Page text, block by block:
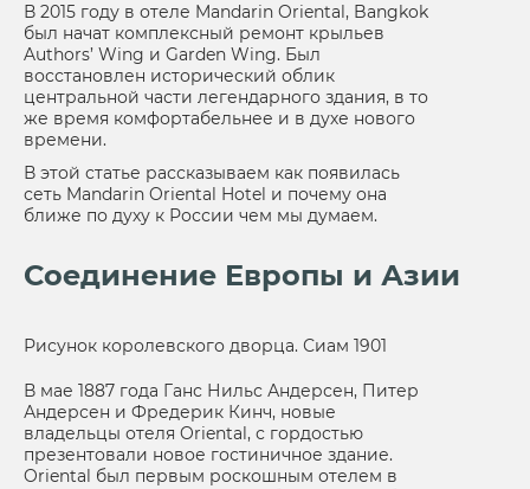
В 2015 году в отеле Mandarin Oriental, Bangkok
был начат комплексный ремонт крыльев
Authors’ Wing и Garden Wing. Был
восстановлен исторический облик
центральной части легендарного здания, в то
же время комфортабельнее и в духе нового
времени.
В этой статье рассказываем как появилась
сеть Mandarin Oriental Hotel и почему она
ближе по духу к России чем мы думаем.
Соединение Европы и Азии
Рисунок королевского дворца. Сиам 1901
В мае 1887 года Ганс Нильс Андерсен, Питер
Андерсен и Фредерик Кинч, новые
владельцы отеля Oriental, с гордостью
презентовали новое гостиничное здание.
Oriental был первым роскошным отелем в